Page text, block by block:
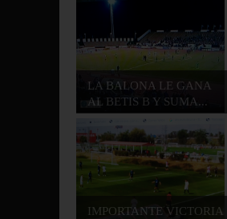
LA BALONA LE GANA
AL BETIS B Y SUMA...
IMPORTANTE VICTORIA